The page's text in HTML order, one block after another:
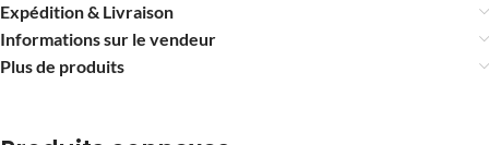
Expédition & Livraison
Informations sur le vendeur
Plus de produits